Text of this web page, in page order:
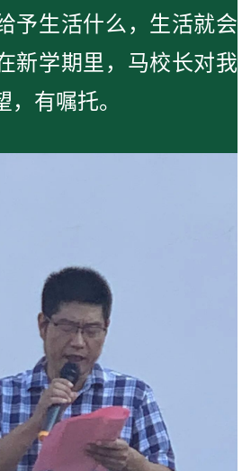
予生活什么，生活就会
新学期里，马校长对我
有嘱托。